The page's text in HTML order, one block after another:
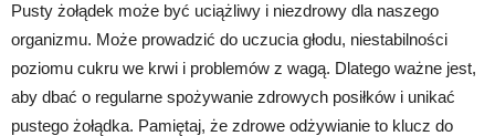
Pusty żołądek może być uciążliwy i niezdrowy dla naszego
organizmu. Może prowadzić do uczucia głodu, niestabilności
poziomu cukru we krwi i problemów z wagą. Dlatego ważne jest,
aby dbać o regularne spożywanie zdrowych posiłków i unikać
pustego żołądka. Pamiętaj, że zdrowe odżywianie to klucz do